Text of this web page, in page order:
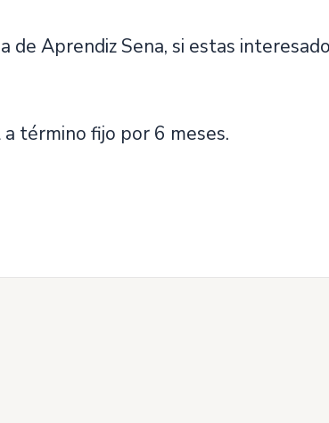
Aprendiz Sena, si estas
término fijo por 6 meses.